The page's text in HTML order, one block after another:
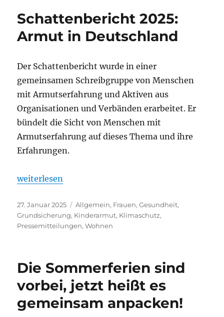
Schattenbericht 2025:
Armut in Deutschland
Der Schattenbericht wurde in einer
gemeinsamen Schreibgruppe von Menschen
mit Armutserfahrung und Aktiven aus
Organisationen und Verbänden erarbeitet. Er
bündelt die Sicht von Menschen mit
Armutserfahrung auf dieses Thema und ihre
Erfahrungen.
„Schattenbericht 2025: Armut in Deutschland“
weiterlesen
Veröffentlicht
am
27. Januar 2025 Kategorien
Allgemein, Frauen,Gesundheit,
Grundsicherung, Kinderarmut, Klimaschutz,
Pressemitteilungen,Wohnen
Die Sommerferien sind
vorbei, jetzt heißt es
gemeinsam anpacken!